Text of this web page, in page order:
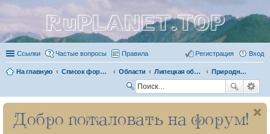
RuPLANET.TOP
Ссылки Частые вопросы Правила Вход
Регистрация
На главную Список форумов Области Липецкая область 48 Природные объекты
ск
Добро пожаловать на форум!